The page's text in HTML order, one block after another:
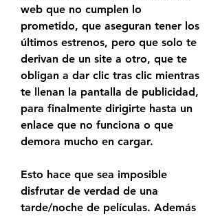
web que no cumplen lo
prometido, que aseguran tener los
últimos estrenos, pero que solo te
derivan de un site a otro, que te
obligan a dar clic tras clic mientras
te llenan la pantalla de publicidad,
para finalmente dirigirte hasta un
enlace que no funciona o que
demora mucho en cargar.
Esto hace que sea imposible
disfrutar de verdad de una
tarde/noche de películas. Además